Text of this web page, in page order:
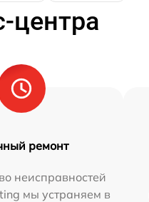
центра
ремонт
неисправностей
мы устраняем в